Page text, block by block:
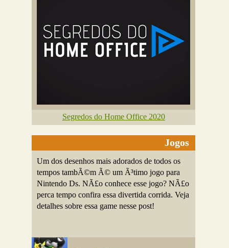
Segredos do Home Office 2020
Jogos
Um dos desenhos mais adorados de todos os
tempos tambÃ©m Ã© um Ã³timo jogo para
Nintendo Ds. NÃ£o conhece esse jogo? NÃ£o
perca tempo confira essa divertida corrida. Veja
detalhes sobre essa game nesse post!